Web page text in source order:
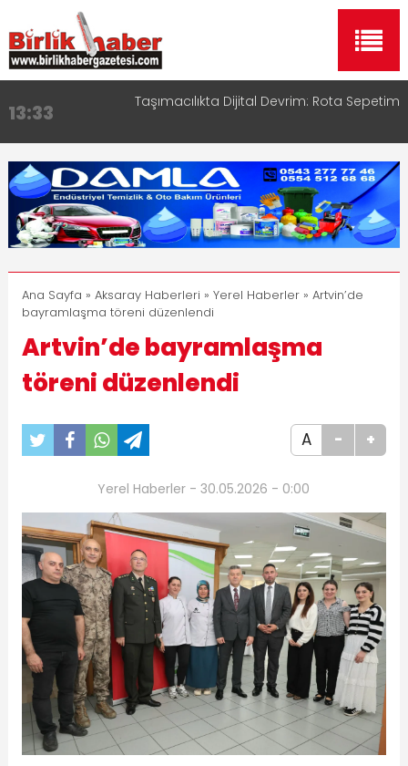
13:33 Taşımacılıkta Dijital Devrim: Rota Sepetim
17:15
Çocuklara Bıraktı
16:00
Aksaray Esnaf Rehberi ile Google ve Yapay Zeka
Aramalarında Öne Çıkın
8:23 Aksaray Esnaf Rehberi Hizmete Girdi
11:30
Akıllı Haber Platformu
Ana Sayfa » Aksaray Haberleri » Yerel Haberler» Artvin’de
bayramlaşma töreni düzenlendi
Artvin’de bayramlaşma
töreni düzenlendi
A - +
Yerel Haberler - 30.05.2026 - 0:00